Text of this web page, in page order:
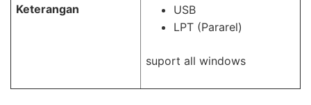
Keterangan
USB
LPT (Pararel)
suport all windows